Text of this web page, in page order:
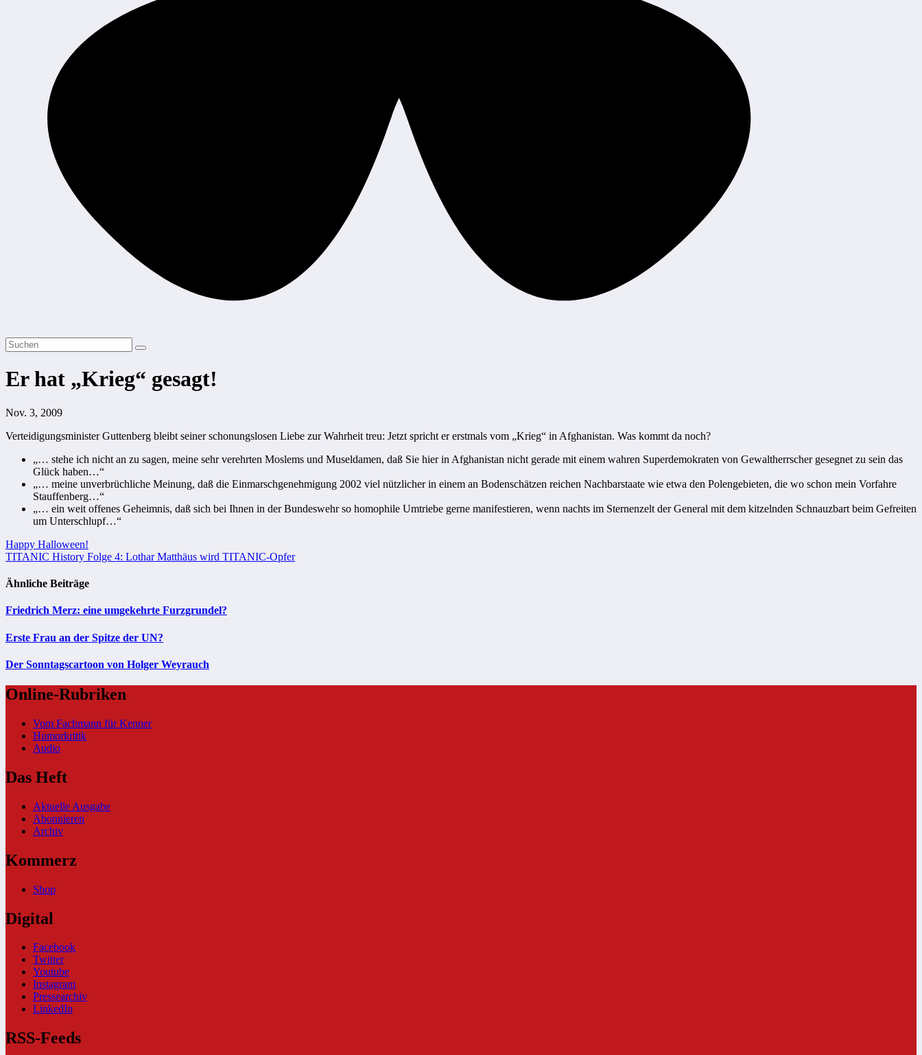
Er hat „Krieg“ gesagt!
Nov. 3, 2009
Verteidigungsminister Guttenberg bleibt seiner schonungslosen Liebe zur Wahrheit treu: Jetzt spricht er erstmals vom „Krieg“ in Afghanistan. Was kommt da noch?
„… stehe ich nicht an zu sagen, meine sehr verehrten Moslems und Museldamen, daß Sie hier in Afghanistan nicht gerade mit einem wahren Superdemokraten von Gewaltherrscher gesegnet zu sein das
Glück haben…“
„… meine unverbrüchliche Meinung, daß die Einmarschgenehmigung 2002 viel nützlicher in einem an Bodenschätzen reichen Nachbarstaate wie etwa den Polengebieten, die wo schon mein Vorfahre
Stauffenberg…“
„… ein weit offenes Geheimnis, daß sich bei Ihnen in der Bundeswehr so homophile Umtriebe gerne manifestieren, wenn nachts im Sternenzelt der General mit dem kitzelnden Schnauzbart beim Gefreiten
um Unterschlupf…“
Beitragsnavigation
Happy Halloween!
TITANIC History Folge 4: Lothar Matthäus wird TITANIC-Opfer
Ähnliche Beiträge
Friedrich Merz: eine umgekehrte Furzgrundel?
Erste Frau an der Spitze der UN?
Der Sonntagscartoon von Holger Weyrauch
Online-Rubriken
Vom Fachmann für Kenner
Humorkritik
Audio
Das Heft
Aktuelle Ausgabe
Abonnieren
Archiv
Kommerz
Shop
Digital
Facebook
Twitter
Youtube
Instagram
Pressearchiv
LinkedIn
RSS-Feeds